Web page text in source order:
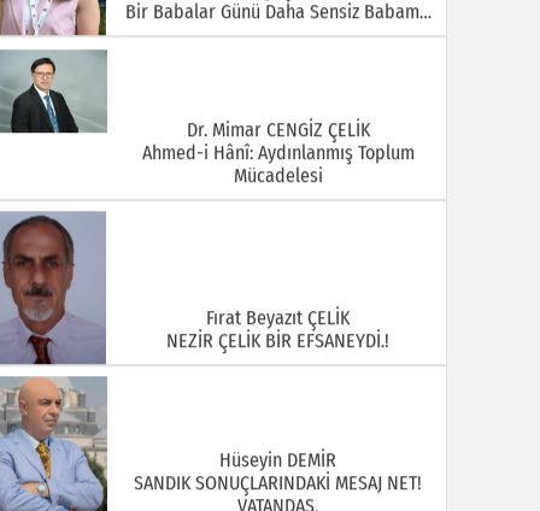
Bir Babalar Günü Daha Sensiz Babam…
Dr. Mimar CENGİZ ÇELİK
Ahmed-i Hânî: Aydınlanmış Toplum
Mücadelesi
Fırat Beyazıt ÇELİK
NEZİR ÇELİK BİR EFSANEYDİ.!
Hüseyin DEMİR
SANDIK SONUÇLARINDAKİ MESAJ NET!
VATANDAŞ,